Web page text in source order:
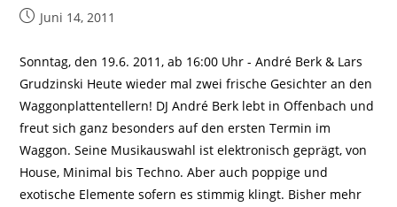
BeitragJuni 14, 2011
Sonntag, den 19.6. 2011, ab 16:00 Uhr - André Berk & Lars
Grudzinski Heute wieder mal zwei frische Gesichter an den
Waggonplattentellern! DJ André Berk lebt in Offenbach und
freut sich ganz besonders auf den ersten Termin im
Waggon. Seine Musikauswahl ist elektronisch geprägt, von
House, Minimal bis Techno. Aber auch poppige und
exotische Elemente sofern es stimmig klingt. Bisher mehr